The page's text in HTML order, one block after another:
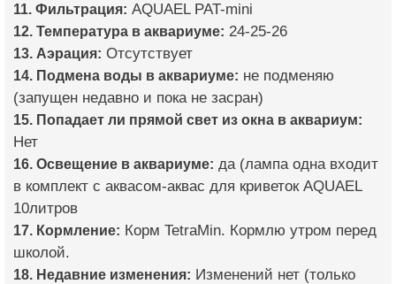
11. Фильтрация: AQUAEL PAT-mini
12. Температура в аквариуме: 24-25-26
13. Аэрация: Отсутствует
14. Подмена воды в аквариуме: не подменяю
(запущен недавно и пока не засран)
15. Попадает ли прямой свет из окна в аквариум:
Нет
16. Освещение в аквариуме: да (лампа одна входит
в комплект с аквасом-аквас для криветок AQUAEL
10литров
17. Кормление: Корм TetraMin. Кормлю утром перед
школой.
18. Недавние изменения: Изменений нет (только